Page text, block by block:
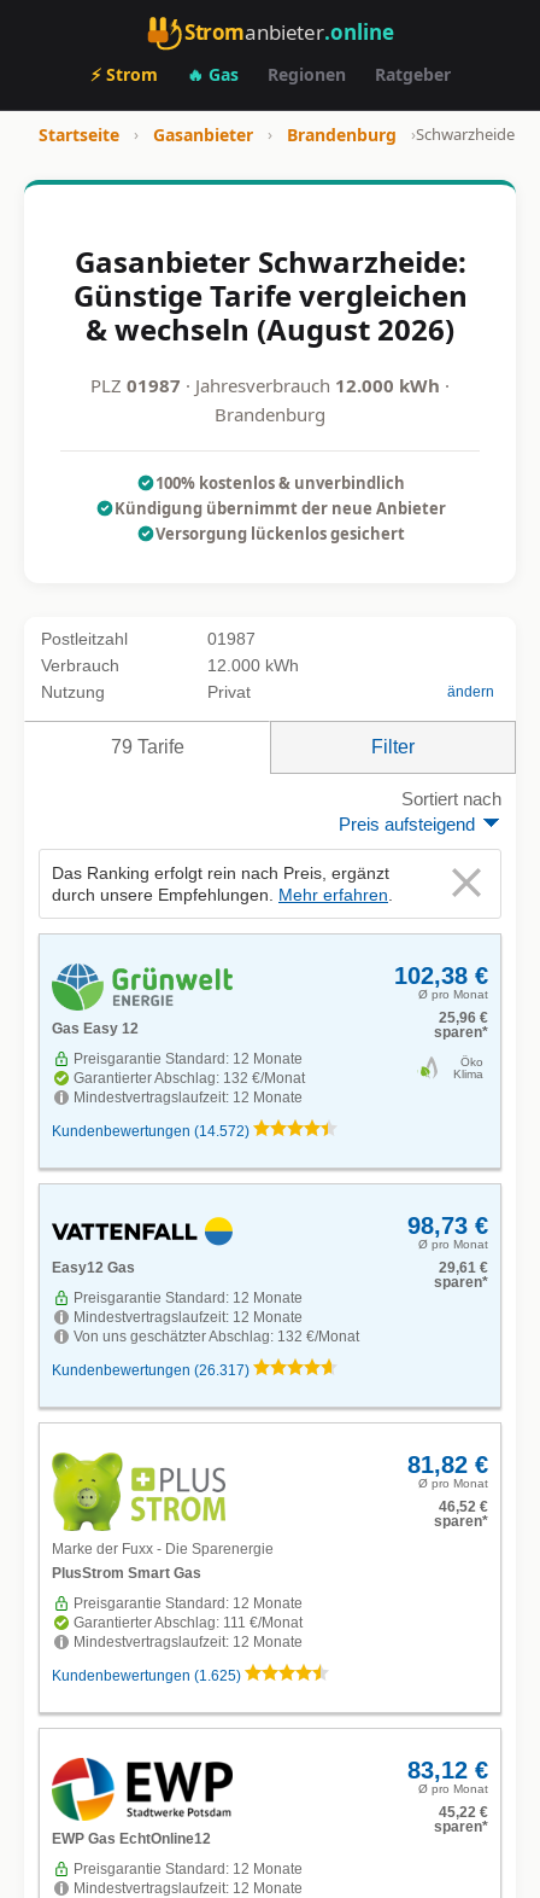
Stromanbieter.online
⚡ Strom 🔥 Gas Regionen Ratgeber
Startseite › Gasanbieter › Brandenburg ›Schwarzheide
Gasanbieter Schwarzheide:
Günstige Tarife vergleichen
& wechseln (August 2026)
PLZ 01987 · Jahresverbrauch 12.000 kWh ·
Brandenburg
100% kostenlos & unverbindlich
Kündigung übernimmt der neue Anbieter
Versorgung lückenlos gesichert